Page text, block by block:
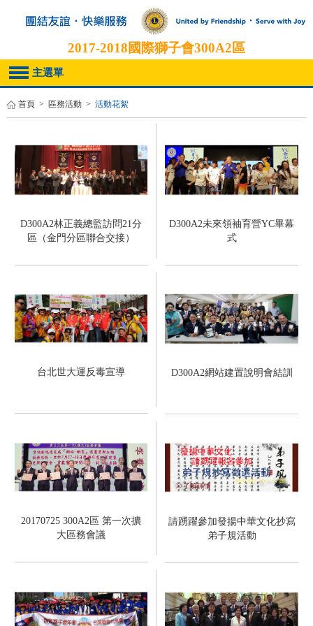
2017-2018國際獅子會300A2區
主選單
首頁 > 區務活動 > 活動花絮
D300A2林正義總監訪問21分
區（金門分區聯合交接）
D300A2未來領袖育營YC畢幕
式
台北世大運反毒宣導 D300A2網站建置說明會結訓
20170725 300A2區 第一次擴
大區務會議
請踴躍參加發揚中華文化抄寫
弟子規活動